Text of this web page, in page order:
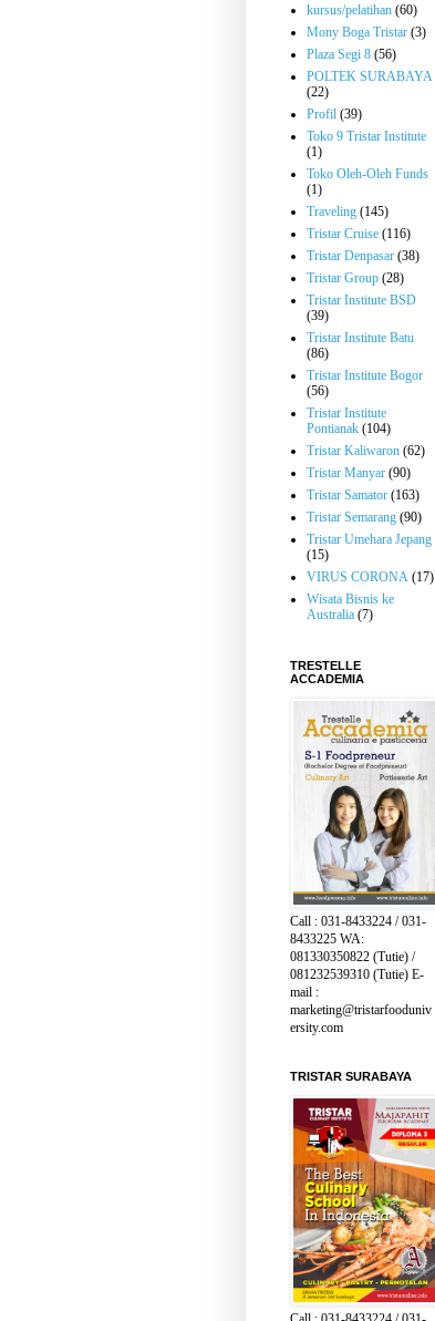
kursus/pelatihan (60)
Mony Boga Tristar (3)
Plaza Segi 8 (56)
POLTEK SURABAYA
(22)
Profil (39)
Toko 9 Tristar Institute
(1)
Toko Oleh-Oleh Funds
(1)
Traveling (145)
Tristar Cruise (116)
Tristar Denpasar (38)
Tristar Group (28)
Tristar Institute BSD
(39)
Tristar Institute Batu
(86)
Tristar Institute Bogor
(56)
Tristar Institute
Pontianak (104)
Tristar Kaliwaron (62)
Tristar Manyar (90)
Tristar Samator (163)
Tristar Semarang (90)
Tristar Umehara Jepang
(15)
VIRUS CORONA (17)
Wisata Bisnis ke
Australia (7)
TRESTELLE
ACCADEMIA
Call : 031-8433224 / 031-
8433225 WA:
081330350822 (Tutie) /
081232539310 (Tutie) E-
mail :
marketing@tristarfooduniv
ersity.com
TRISTAR SURABAYA